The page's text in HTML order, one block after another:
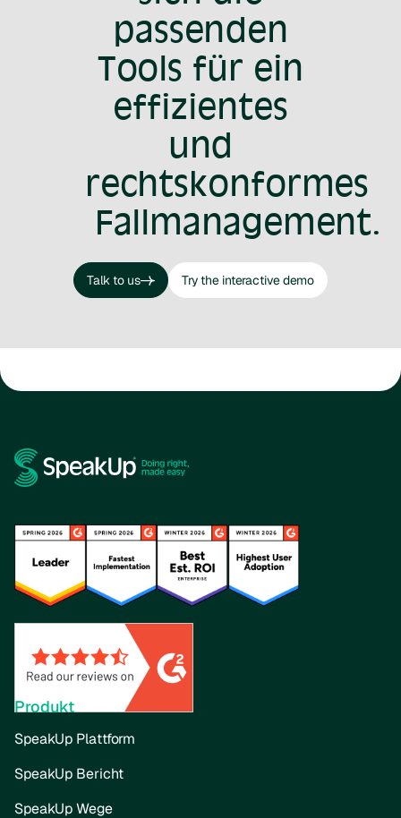
passenden
Tools für ein
effizientes
und
rechtskonformes
Fallmanagement.
Talk to us
Talk to us
Try the interactive demo
Try the interactive demo
Produkt
SpeakUp Plattform
SpeakUp Bericht
SpeakUp Wege